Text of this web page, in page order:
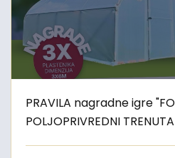
PRAVILA nagradne igre
POLJOPRIVREDNI